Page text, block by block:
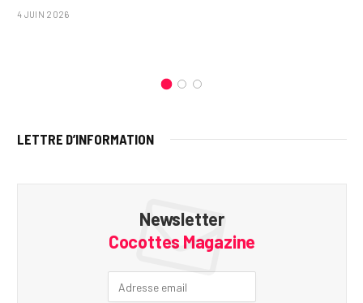
4 JUIN 2026
LETTRE D’INFORMATION
Newsletter
Cocottes Magazine